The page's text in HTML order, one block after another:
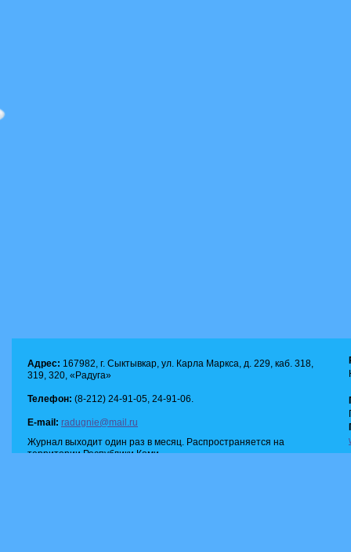
Адрес: 167982, г. Сыктывкар, ул. Карла Маркса, д. 229, каб. 318,
319, 320, «Радуга»
Телефон: (8-212) 24-91-05, 24-91-06.
E-mail: radugnie@mail.ru
Журнал выходит один раз в месяц. Распространяется на
территории Республики Коми.